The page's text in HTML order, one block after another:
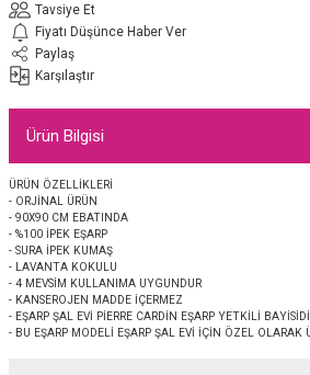
EŞARP
EŞARP 2025-2026 SONBAHAR KIŞ
EŞARP
ŞAL
JAKAR ŞAL
İpek Koton Şal
Tavsiye Et
Fiyatı Düşünce Haber Ver
Paylaş
Karşılaştır
Ürün Bilgisi
ÜRÜN ÖZELLİKLERİ
- ORJİNAL ÜRÜN
- 90X90 CM EBATINDA
- %100 İPEK EŞARP
- SURA İPEK KUMAŞ
- LAVANTA KOKULU
- 4 MEVSİM KULLANIMA UYGUNDUR
- KANSEROJEN MADDE İÇERMEZ
- EŞARP ŞAL EVİ PİERRE CARDİN EŞARP YETKİLİ
- BU EŞARP MODELİ EŞARP ŞAL EVİ İÇİN ÖZEL OLARAK